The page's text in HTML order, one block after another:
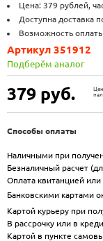
Цена: 379 рублей,
Доступна доставка
Возможность
379 руб.
Артикул 351912
Подберём аналог
Способы оплаты
Наличными при
Безналичный расчет
Оплата квитанцией
Банковскими картами
Картой курьеру при
В рассрочку или в
Картой в пункте